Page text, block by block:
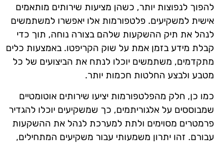
להפוך לנפוצות יותר, כשהן מציעות שירותים מותאמים
אישית למשקיעים. פלטפורמות אלו יאפשרו למשתמשים
לנהל את תיק ההשקעות שלהם בצורה נוחה, תוך כדי
קבלת מידע בזמן אמת על שוק הקריפטו. באמצעות כלים
מתקדמים, משתמשים יוכלו לנתח את הביצועים של כל
מטבע ולבצע החלטות חכמות יותר.
כמו כן, חלק מהפלטפורמות יציעו שירותים אוטומטיים
שמבוססים על אלגוריתמים, כך שמשקיעים יוכלו להגדיר
פרמטרים מסוימים ולתת למערכת לנהל את ההשקעות
עבורם. זהו יתרון משמעותי עבור משקיעים המתחילים,